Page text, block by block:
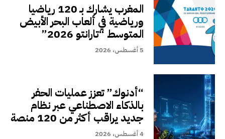
المغرب يشارك بـ 120 رياضيا
ورياضية في ألعاب البحر الأبيض
المتوسط “تارانتو 2026”
5 أغسطس، 2026
“أدنوك” تعزز عمليات الحفر
بالذكاء الاصطناعي عبر نظام
جديد يراقب أكثر من 120 منصة
4 أغسطس، 2026